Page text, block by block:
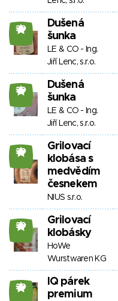
39
Dušená
šunka
LE & CO - Ing.
Jiří Lenc, s.r.o.
39
Dušená
šunka
LE & CO - Ing.
Jiří Lenc, s.r.o.
39
Grilovací
klobása s
medvědím
česnekem
NIUS s.r.o.
39
Grilovací
klobásky
HoWe
Wurstwaren KG
39
IQ párek
premium